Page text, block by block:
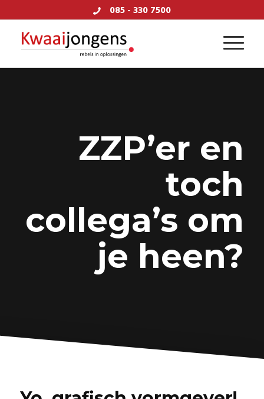
085 - 330 7500
ZZP’er en
toch
collega’s om
je heen?